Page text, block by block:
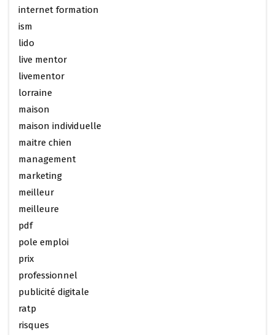
internet formation
ism
lido
live mentor
livementor
lorraine
maison
maison individuelle
maitre chien
management
marketing
meilleur
meilleure
pdf
pole emploi
prix
professionnel
publicité digitale
ratp
risques